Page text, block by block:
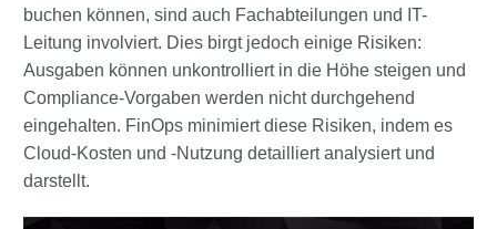
buchen können, sind auch Fachabteilungen und IT-
Leitung involviert. Dies birgt jedoch einige Risiken:
Ausgaben können unkontrolliert in die Höhe steigen und
Compliance-Vorgaben werden nicht durchgehend
eingehalten. FinOps minimiert diese Risiken, indem es
Cloud-Kosten und -Nutzung detailliert analysiert und
darstellt.